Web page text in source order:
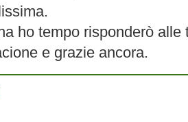
ho tempo risponderò
e grazie ancora.